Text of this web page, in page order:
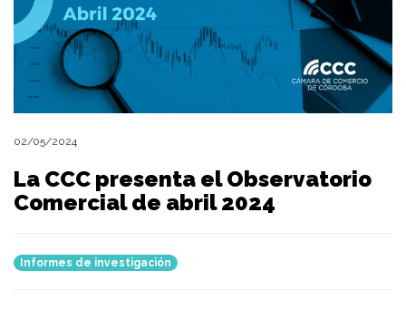
02/05/2024
La CCC presenta el Observatorio
Comercial de abril 2024
Informes de investigación